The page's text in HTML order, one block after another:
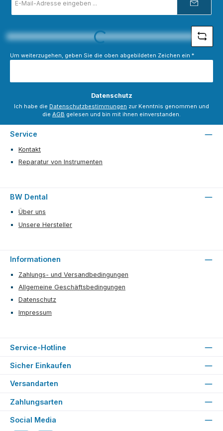
Mail-
Adresse
Loading...
Um weiterzugehen, geben Sie die oben abgebildeten Zeichen ein *
Datenschutz
Ich habe die Datenschutzbestimmungen zur Kenntnis genommen und
die AGB gelesen und bin mit ihnen einverstanden.
Service
Kontakt
Reparatur von Instrumenten
BW Dental
Über uns
Unsere Hersteller
Informationen
Zahlungs- und Versandbedingungen
Allgemeine Geschäftsbedingungen
Datenschutz
Impressum
Service-Hotline
Sicher Einkaufen
Versandarten
Zahlungsarten
Social Media